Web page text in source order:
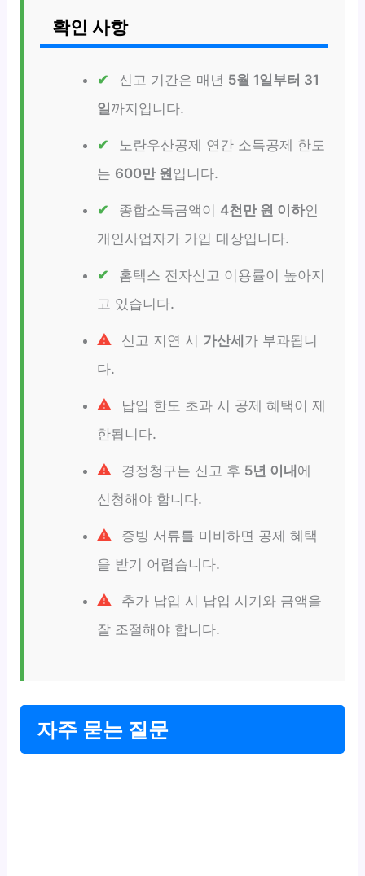
확인 사항
신고 기간은 매년 5월 1일부터 31
일까지입니다.
노란우산공제 연간 소득공제 한도
는 600만 원입니다.
종합소득금액이 4천만 원 이하인
개인사업자가 가입 대상입니다.
홈택스 전자신고 이용률이 높아지
고 있습니다.
신고 지연 시 가산세 가 부과됩니
다.
납입 한도 초과 시 공제 혜택이 제
한됩니다.
경정청구는 신고 후 5년 이내 에
신청해야 합니다.
증빙 서류를 미비하면 공제 혜택
을 받기 어렵습니다.
추가 납입 시 납입 시기와 금액을
잘 조절해야 합니다.
자주 묻는 질문